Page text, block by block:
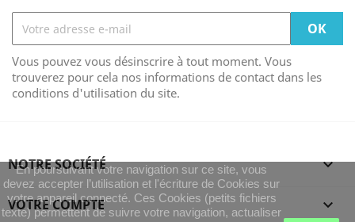
Vous pouvez vous désinscrire à tout moment. Vous
trouverez pour cela nos informations de contact dans les
conditions d'utilisation du site.
NOTRE SOCIÉTÉ 
VOTRE COMPTE 
En poursuivant votre navigation sur ce site, vous
devez accepter l’utilisation et l'écriture de Cookies sur
votre appareil connecté. Ces Cookies (petits fichiers
texte) permettent de suivre votre navigation, actualiser